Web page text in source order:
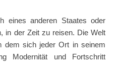
eines anderen Staates oder
in der Zeit zu reisen. Die Welt
dem sich jeder Ort in seinem
Modernität und Fortschritt